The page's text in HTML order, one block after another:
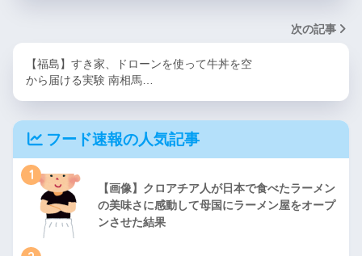
次の記事
【福島】すき家、ドローンを使って牛丼を空
から届ける実験 南相馬…
フード速報の人気記事
1
【画像】クロアチア人が日本で食べたラーメン
の美味さに感動して母国にラーメン屋をオープ
ンさせた結果